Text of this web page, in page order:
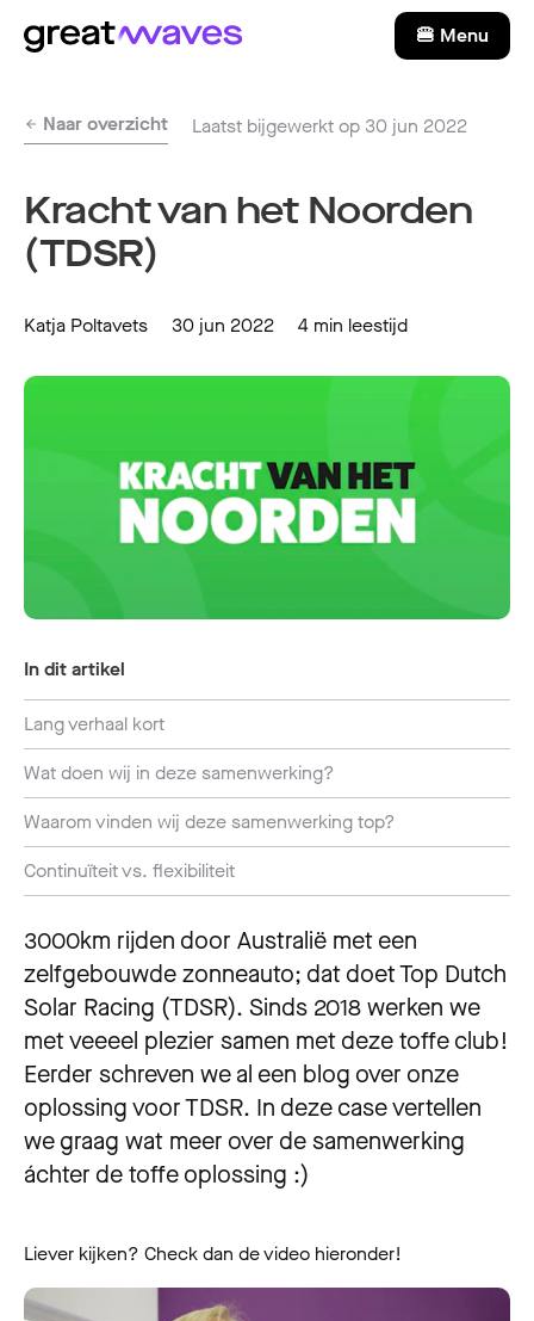
🍔 Menu
Naar overzicht Laatst bijgewerkt op 30 jun 2022
Kracht van het Noorden
(TDSR)
Katja Poltavets 30 jun 2022 4 min leestijd
3000km rijden door Australië met een
zelfgebouwde zonneauto; dat doet Top Dutch
Solar Racing (TDSR). Sinds 2018 werken we
met veeeel plezier samen met deze toffe club!
Eerder schreven we al een blog over onze
oplossing voor TDSR. In deze case vertellen
we graag wat meer over de samenwerking
áchter de toffe oplossing :)
Liever kijken? Check dan de video hieronder!
In dit artikel
Lang verhaal kort
Wat doen wij in deze samenwerking?
Waarom vinden wij deze samenwerking top?
Continuïteit vs. flexibiliteit